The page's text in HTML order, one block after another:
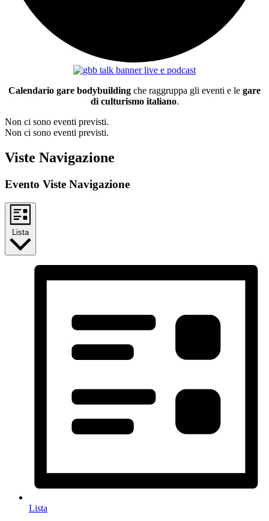
Calendario gare bodybuilding che raggruppa gli eventi e le gare
di culturismo italiano.
Non ci sono eventi previsti.
Non ci sono eventi previsti.
Viste Navigazione
Evento Viste Navigazione
Lista
Lista